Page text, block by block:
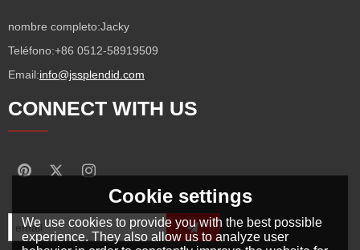
nombre completo:Jacky
Teléfono:+86 0512-58919509
Email:info@jssplendid.com
CONNECT WITH US
Cookie settings
We use cookies to provide you with the best possible
experience. They also allow us to analyze user